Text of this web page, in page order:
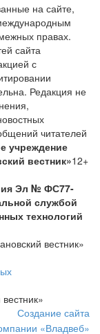
на сайте,
правах.
сайта
с
Редакция не
читателей
учреждение
вестник»12+
Эл № ФС77-
службой
технологий
вестник»
Создание сайта